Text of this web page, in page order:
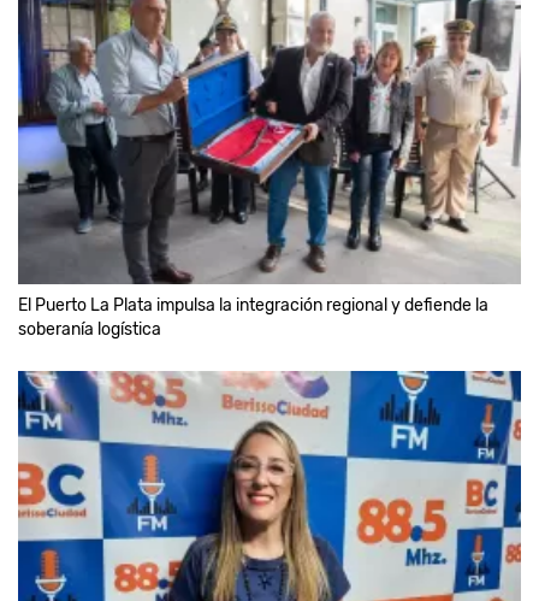
El Puerto La Plata impulsa la integración regional y defiende la
soberanía logística